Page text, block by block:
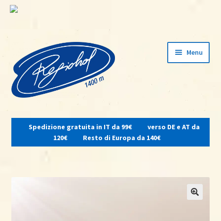
alla
navigazione
contenuto
Menu
il
menu
child
Spedizione gratuita in IT da 99€
verso DE e AT da
120€
Resto di Europa da 140€